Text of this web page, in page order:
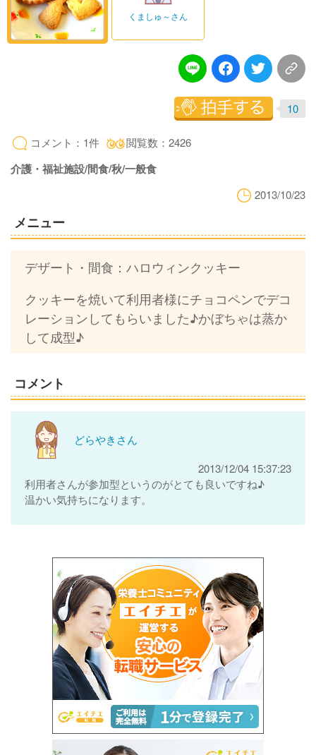
くましゅ～さん
10
コメント：1件 閲覧数：2426
介護・福祉施設/間食/秋/一般食
2013/10/23
メニュー
デザート・間食：ハロウィンクッキー
クッキーを焼いて利用者様にチョコペンでデコ
レーションしてもらいました♪かぼちゃは蒸か
して成型♪
コメント
どらやきさん
2013/12/04 15:37:23
利用者さんが参加型というのがとても良いですね♪
温かい気持ちになります。